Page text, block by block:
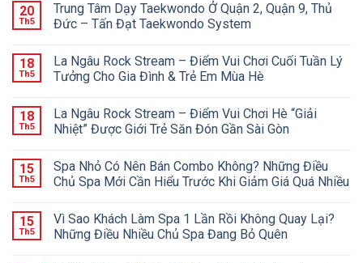
20
Th5
Trung Tâm Dạy Taekwondo Ở Quận 2, Quận 9, Thủ
Đức – Tấn Đạt Taekwondo System
18
Th5
La Ngâu Rock Stream – Điểm Vui Chơi Cuối Tuần Lý
Tưởng Cho Gia Đình & Trẻ Em Mùa Hè
18
Th5
La Ngâu Rock Stream – Điểm Vui Chơi Hè “Giải
Nhiệt” Được Giới Trẻ Săn Đón Gần Sài Gòn
15
Th5
Spa Nhỏ Có Nên Bán Combo Không? Những Điều
Chủ Spa Mới Cần Hiểu Trước Khi Giảm Giá Quá Nhiều
15
Th5
Vì Sao Khách Làm Spa 1 Lần Rồi Không Quay Lại?
Những Điều Nhiều Chủ Spa Đang Bỏ Quên